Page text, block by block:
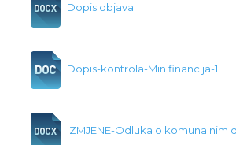
Dopis objava
Dopis-kontrola-Min financija-1
IZMJENE-Odluka o komunalnim